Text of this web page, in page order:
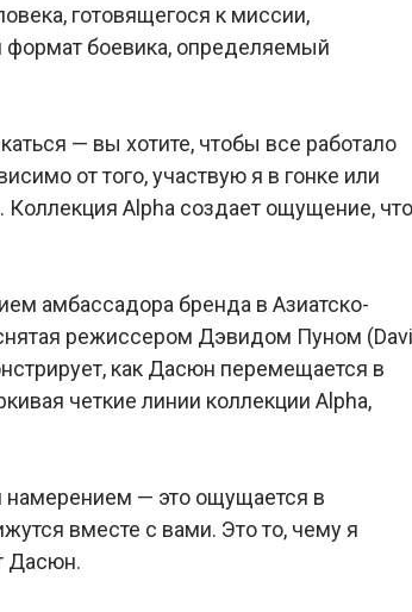
готовящегося к миссии,
формат боевика, определяемый
— вы хотите, чтобы все работало
от того, участвую я в гонке или
Alpha создает ощущение, что
амбассадора бренда в Азиатско-
режиссером Дэвидом Пуном
как Дасюн перемещается в
четкие линии коллекции Alpha,
намерением — это ощущается в
вместе с вами. Это то, чему я
Дасюн.